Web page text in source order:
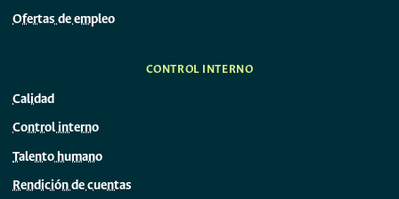
Ofertas de empleo
CONTROL INTERNO
Calidad
Control interno
Talento humano
Rendición de cuentas